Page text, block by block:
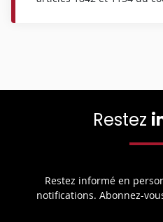
Restez
Restez informé en
notifications. Abonnez-